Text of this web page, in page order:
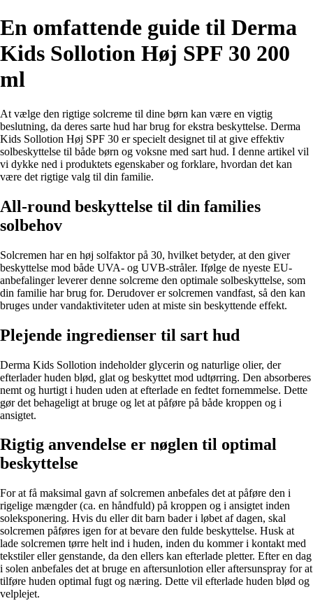
En omfattende guide til Derma
Kids Sollotion Høj SPF 30 200
ml
At vælge den rigtige solcreme til dine børn kan være en vigtig
beslutning, da deres sarte hud har brug for ekstra beskyttelse. Derma
Kids Sollotion Høj SPF 30 er specielt designet til at give effektiv
solbeskyttelse til både børn og voksne med sart hud. I denne artikel vil
vi dykke ned i produktets egenskaber og forklare, hvordan det kan
være det rigtige valg til din familie.
All-round beskyttelse til din families
solbehov
Solcremen har en høj solfaktor på 30, hvilket betyder, at den giver
beskyttelse mod både UVA- og UVB-stråler. Ifølge de nyeste EU-
anbefalinger leverer denne solcreme den optimale solbeskyttelse, som
din familie har brug for. Derudover er solcremen vandfast, så den kan
bruges under vandaktiviteter uden at miste sin beskyttende effekt.
Plejende ingredienser til sart hud
Derma Kids Sollotion indeholder glycerin og naturlige olier, der
efterlader huden blød, glat og beskyttet mod udtørring. Den absorberes
nemt og hurtigt i huden uden at efterlade en fedtet fornemmelse. Dette
gør det behageligt at bruge og let at påføre på både kroppen og i
ansigtet.
Rigtig anvendelse er nøglen til optimal
beskyttelse
For at få maksimal gavn af solcremen anbefales det at påføre den i
rigelige mængder (ca. en håndfuld) på kroppen og i ansigtet inden
soleksponering. Hvis du eller dit barn bader i løbet af dagen, skal
solcremen påføres igen for at bevare den fulde beskyttelse. Husk at
lade solcremen tørre helt ind i huden, inden du kommer i kontakt med
tekstiler eller genstande, da den ellers kan efterlade pletter. Efter en dag
i solen anbefales det at bruge en aftersunlotion eller aftersunspray for at
tilføre huden optimal fugt og næring. Dette vil efterlade huden blød og
velplejet.